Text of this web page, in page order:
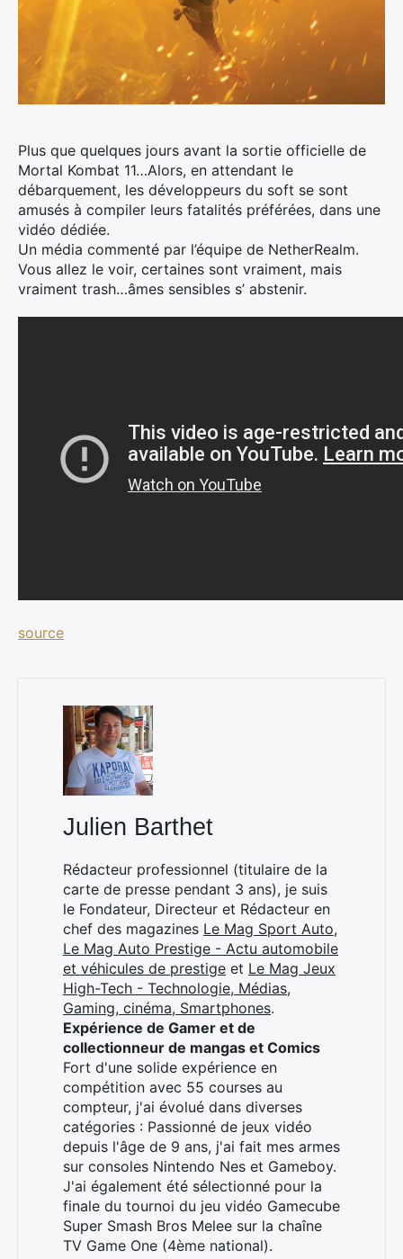
Plus que quelques jours avant la sortie officielle de
Mortal Kombat 11…Alors, en attendant le
débarquement, les développeurs du soft se sont
amusés à compiler leurs fatalités préférées, dans une
vidéo dédiée.
Un média commenté par l’équipe de NetherRealm.
Vous allez le voir, certaines sont vraiment, mais
vraiment trash…âmes sensibles s’ abstenir.
source
Julien Barthet
Rédacteur professionnel (titulaire de la
carte de presse pendant 3 ans), je suis
le Fondateur, Directeur et Rédacteur en
chef des magazines Le Mag Sport Auto,
Le Mag Auto Prestige - Actu automobile
et véhicules de prestige et Le Mag Jeux
High-Tech - Technologie, Médias,
Gaming, cinéma, Smartphones.
Expérience de Gamer et de
collectionneur de mangas et Comics
Fort d'une solide expérience en
compétition avec 55 courses au
compteur, j'ai évolué dans diverses
catégories : Passionné de jeux vidéo
depuis l'âge de 9 ans, j'ai fait mes armes
sur consoles Nintendo Nes et Gameboy.
J'ai également été sélectionné pour la
finale du tournoi du jeu vidéo Gamecube
Super Smash Bros Melee sur la chaîne
TV Game One (4ème national).